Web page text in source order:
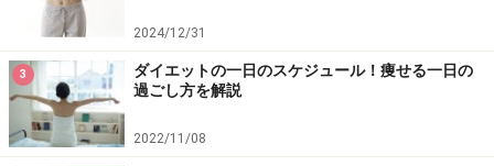
2024/12/31
3
ダイエットの一日のスケジュール！痩せる一日の
過ごし方を解説
2022/11/08